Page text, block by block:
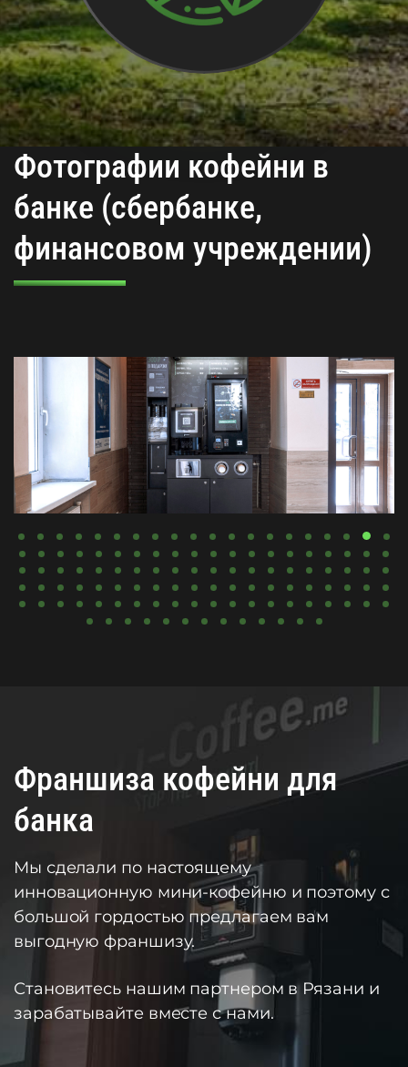
Фотографии кофейни в
банке (сбербанке,
финансовом учреждении)
Франшиза кофейни для
банка
Мы сделали по настоящему
инновационную мини-кофейню и поэтому с
большой гордостью предлагаем вам
выгодную франшизу.
Становитесь нашим партнером в Рязани и
зарабатывайте вместе с нами.